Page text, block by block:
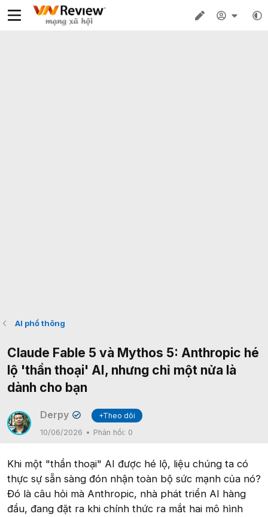
AI phổ thông
Claude Fable 5 và Mythos 5: Anthropic hé
lộ 'thần thoại' AI, nhưng chỉ một nửa là
dành cho bạn
Derpy ✔
+Theo dõi
10/06/2026
Phản hồi: 0
Khi một "thần thoại" AI được hé lộ, liệu chúng ta có
thực sự sẵn sàng đón nhận toàn bộ sức mạnh của nó?
Đó là câu hỏi mà Anthropic, nhà phát triển AI hàng
đầu, đang đặt ra khi chính thức ra mắt hai mô hình